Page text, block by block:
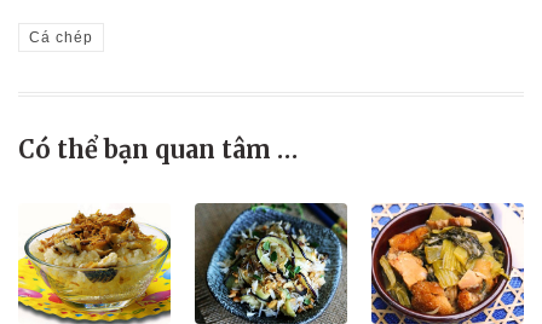
Cá chép
Có thể bạn quan tâm …